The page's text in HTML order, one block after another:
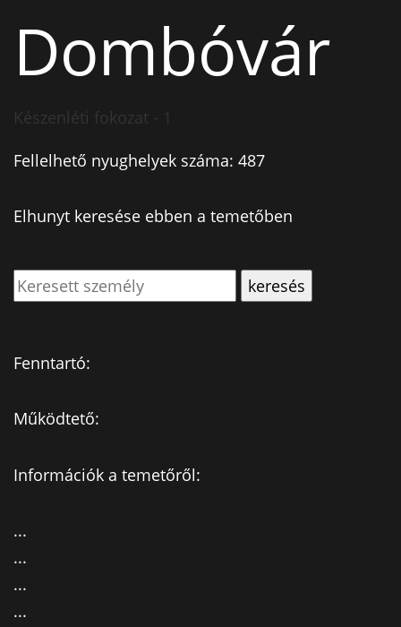
Dombóvár
Készenléti fokozat - 1
Fellelhető nyughelyek száma: 487
Elhunyt keresése ebben a temetőben
Fenntartó:
Működtető:
Információk a temetőről:
...
...
...
...